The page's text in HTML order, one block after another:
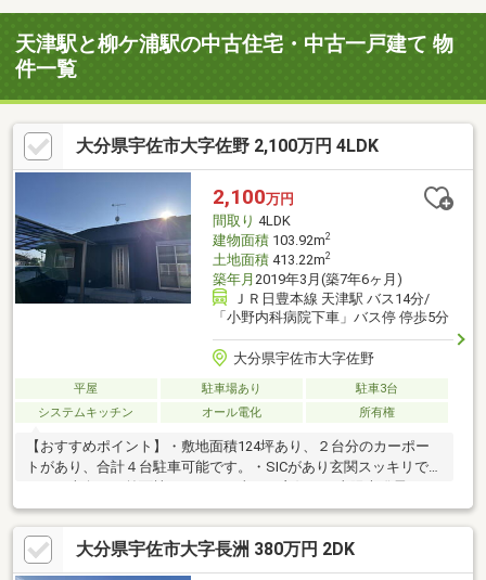
天津駅と柳ケ浦駅の中古住宅・中古一戸建て 物
件一覧
大分県宇佐市大字佐野 2,100万円 4LDK
2,100万円
間取り 4LDK
建物面積103.92m2
土地面積413.22m2
築年月 2019年3月(築7年6ヶ月)
ＪＲ日豊本線 天津駅 バス14分/
「小野内科病院下車」バス停 停歩5分
大分県宇佐市大字佐野
平屋 駐車場あり
駐車3台
システムキッチン
オール電化 所有権
【おすすめポイント】・敷地面積124坪あり、２台分のカーポー
トがあり、合計４台駐車可能です。・SICがあり玄関スッキリで
す。・南向きで前面棟ないので日当たり良好。・太陽光発電シス
テム付き、オール電化。・４LDKの平屋で家事動線が便利で
す。・田園風景の広がるのどかな立地です。・国道10号まで
180m（車1分）車通勤に便利。【周辺施設】・長峰小学校まで
781m（徒歩10分）・ローソン宇佐佐野店まで925m（徒歩12
大分県宇佐市大字長洲 380万円 2DK